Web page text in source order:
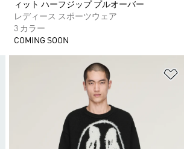
ィット ハーフジップ プルオーバー
レディース スポーツウェア
3 カラー
COMING SOON
ほしいものリストに追加